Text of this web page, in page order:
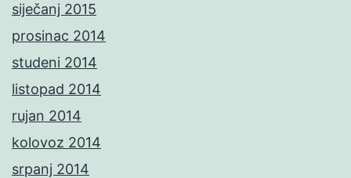
siječanj 2015
prosinac 2014
studeni 2014
listopad 2014
rujan 2014
kolovoz 2014
srpanj 2014